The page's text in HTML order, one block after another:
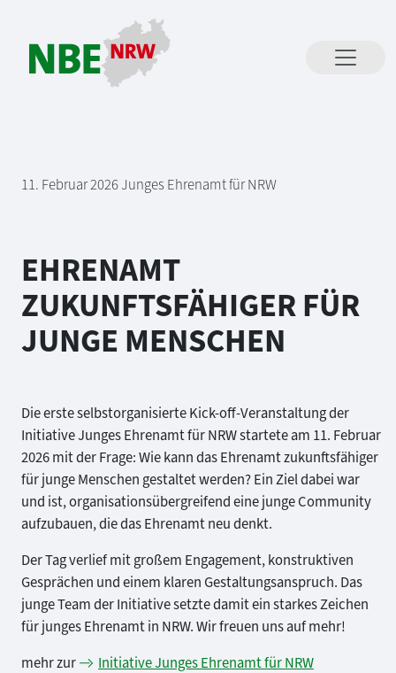
11. Februar 2026Junges Ehrenamt für NRW
EHRENAMT
ZUKUNFTSFÄHIGER FÜR
JUNGE MENSCHEN
Die erste selbstorganisierte Kick-off-Veranstaltung der
Initiative Junges Ehrenamt für NRW startete am 11. Februar
2026 mit der Frage: Wie kann das Ehrenamt zukunftsfähiger
für junge Menschen gestaltet werden? Ein Ziel dabei war
und ist, organisationsübergreifend eine junge Community
aufzubauen, die das Ehrenamt neu denkt.
Der Tag verlief mit großem Engagement, konstruktiven
Gesprächen und einem klaren Gestaltungsanspruch. Das
junge Team der Initiative setzte damit ein starkes Zeichen
für junges Ehrenamt in NRW. Wir freuen uns auf mehr!
mehr zur
Initiative Junges Ehrenamt für NRW